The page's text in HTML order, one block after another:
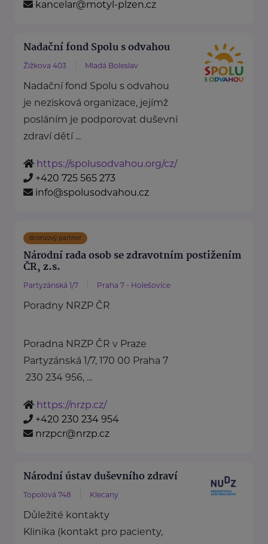
kancelar@motyl-plzen.cz
Nadační fond Spolu s odvahou
Žižkova 403 Mladá Boleslav
Nadační fond Spolu s odvahou
je nezisková organizace, jejímž
posláním je podporovat duševní
zdraví dětí ...
https://spolusodvahou.org/cz/
+420 725 565 273
info@spolusodvahou.cz
Bronzový partner
Národní rada osob se zdravotním postižením
ČR, z.s.
Partyzánská 1/7 Praha 7 - Holešovice
Poradny NRZP ČR
Poradna NRZP ČR v Praze
Partyzánská 1/7, 170 00 Praha 7
230 234 956, ...
https://nrzp.cz/
+420 230 234 954
nrzpcr@nrzp.cz
Národní ústav duševního zdraví
Topolová 748 Klecany
Důležité kontakty
Klinika (kontakt pro pacienty,